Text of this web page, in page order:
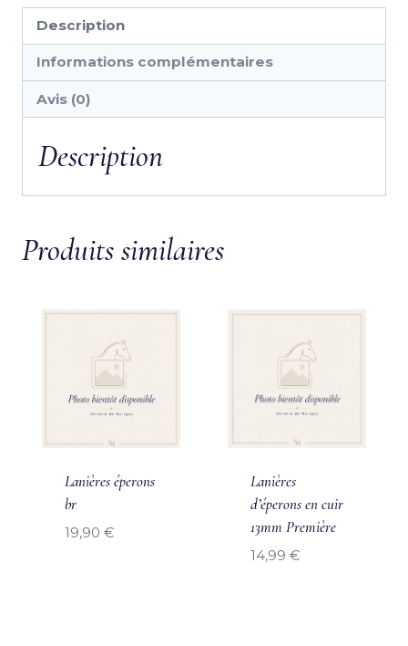
Description
Informations complémentaires
Avis (0)
Description
Produits similaires
Lanières éperons
br
19,90 €
Lanières
d’éperons en cuir
13mm Première
14,99 €